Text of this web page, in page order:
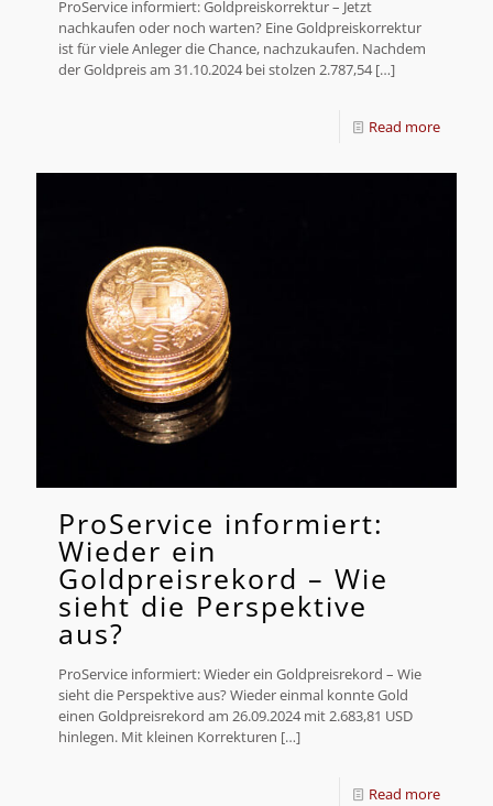
ProService informiert: Goldpreiskorrektur – Jetzt
nachkaufen oder noch warten? Eine Goldpreiskorrektur
ist für viele Anleger die Chance, nachzukaufen. Nachdem
der Goldpreis am 31.10.2024 bei stolzen 2.787,54[…]
Read more
ProService informiert:
Wieder ein
Goldpreisrekord – Wie
sieht die Perspektive
aus?
ProService informiert: Wieder ein Goldpreisrekord – Wie
sieht die Perspektive aus? Wieder einmal konnte Gold
einen Goldpreisrekord am 26.09.2024 mit 2.683,81 USD
hinlegen. Mit kleinen Korrekturen […]
Read more